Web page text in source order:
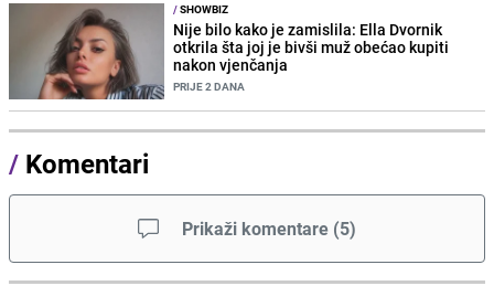
/SHOWBIZ
Nije bilo kako je zamislila: Ella Dvornik
otkrila šta joj je bivši muž obećao kupiti
nakon vjenčanja
PRIJE 2 DANA
/ Komentari
Prikaži komentare (5)